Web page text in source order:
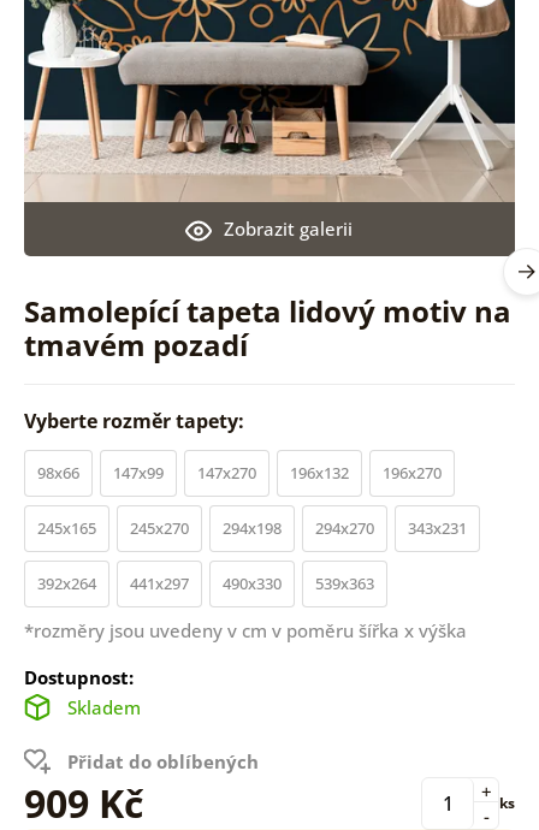
Samolepící tapeta lidový motiv na
tmavém pozadí
Zobrazit galerii
Vyberte rozměr tapety:
98x66 147x99 147x270 196x132 196x270
245x165 245x270 294x198 294x270 343x231
392x264 441x297 490x330 539x363
*rozměry jsou uvedeny v cm v poměru šířka x výška
Dostupnost:
Skladem
Přidat do oblíbených
909 Kč -
+ ks